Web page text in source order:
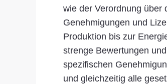
wie der Verordnung über
Genehmigungen und
Produktion bis zur
strenge Bewertungen
spezifischen
und gleichzeitig alle